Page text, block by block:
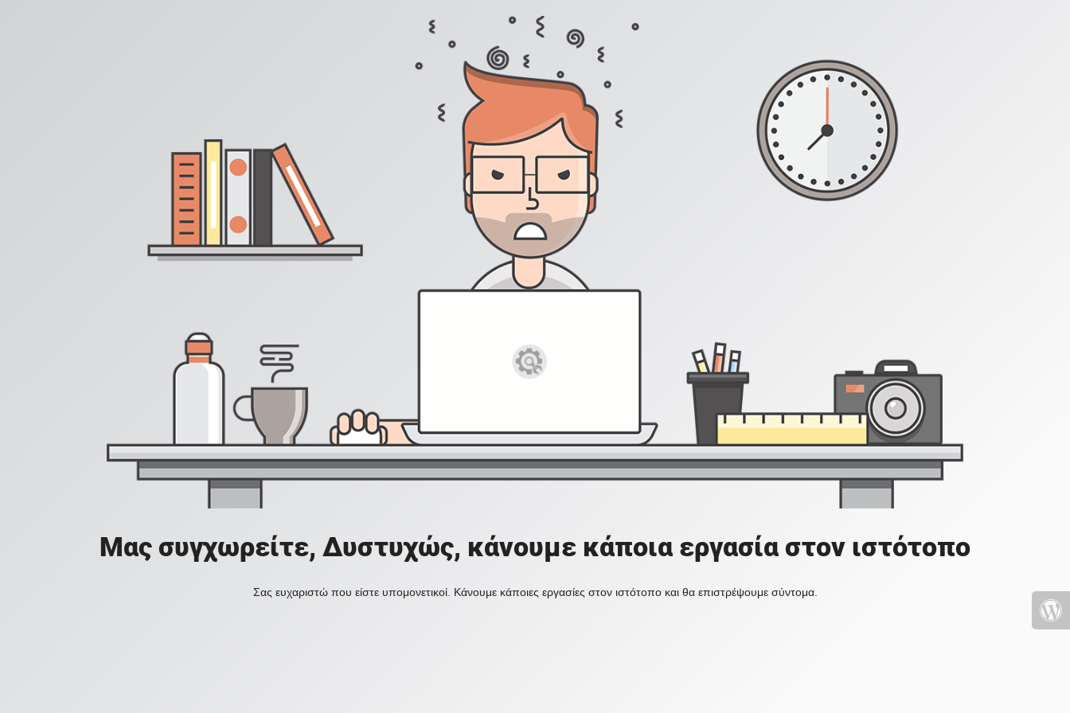
Μας συγχωρείτε, Δυστυχώς, κάνουμε κάποια εργασία στον ιστότοπο
Σας ευχαριστώ που είστε υπομονετικοί. Κάνουμε κάποιες εργασίες στον ιστότοπο και θα επιστρέψουμε σύντομα.